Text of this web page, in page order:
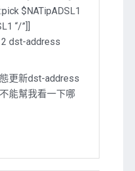
$NATipADSL1
“/”]]
dst-address
更新dst-address
能幫我看一下哪